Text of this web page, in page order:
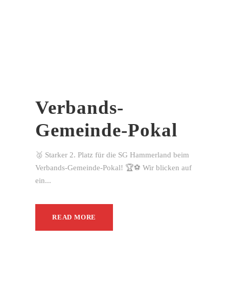
Verbands-
Gemeinde-Pokal
🥈 Starker 2. Platz für die SG Hammerland beim
Verbands-Gemeinde-Pokal! 🏆⚽ Wir blicken auf
ein...
READ MORE